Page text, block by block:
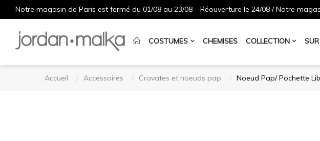
Notre magasin de Paris est fermé du 01/08 au 23/08 – Réouverture le 24/08 / Notre
COSTUMES CHEMISES COLLECTION
Accueil Accessoires Cravates et noeuds pap Noeud Pap/ Pochette